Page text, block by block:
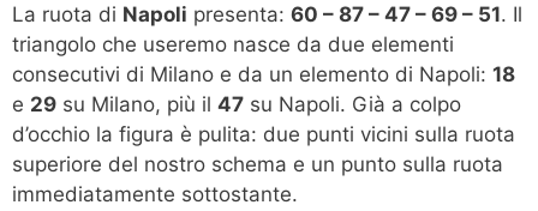
La ruota di Napoli presenta: 60 – 87 – 47 – 69 – 51. Il
triangolo che useremo nasce da due elementi
consecutivi di Milano e da un elemento di Napoli: 18
e 29 su Milano, più il 47 su Napoli. Già a colpo
d’occhio la figura è pulita: due punti vicini sulla ruota
superiore del nostro schema e un punto sulla ruota
immediatamente sottostante.